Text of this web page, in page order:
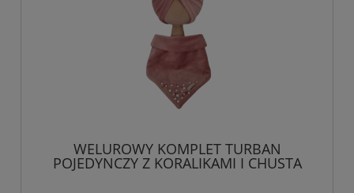
WELUROWY KOMPLET TURBAN
POJEDYNCZY Z KORALIKAMI I CHUSTA